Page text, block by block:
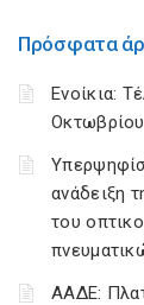
Πρόσφατα
Ενοίκια:
Οκτωβρίου
ανάδειξη
του
ΑΑΔΕ: